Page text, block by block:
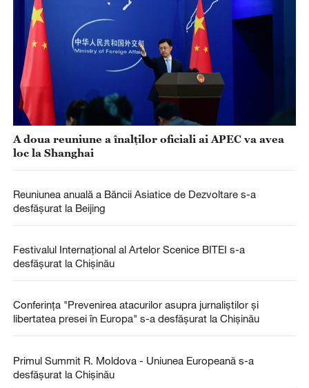
A doua reuniune a înalților oficiali ai APEC va avea
loc la Shanghai
Reuniunea anuală a Băncii Asiatice de Dezvoltare s-a
desfășurat la Beijing
Festivalul Internațional al Artelor Scenice BITEI s-a
desfășurat la Chișinău
Conferința "Prevenirea atacurilor asupra jurnaliștilor și
libertatea presei în Europa" s-a desfășurat la Chișinău
Primul Summit R. Moldova - Uniunea Europeană s-a
desfășurat la Chișinău